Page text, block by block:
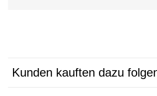
Kunden kauften dazu